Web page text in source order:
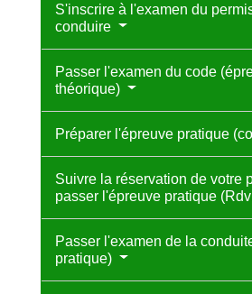
S'inscrire à l'examen du
conduire
Passer l'examen du code
théorique)
Préparer l'épreuve pratique
Suivre la réservation de votre
passer l'épreuve pratique
Passer l'examen de la
pratique)